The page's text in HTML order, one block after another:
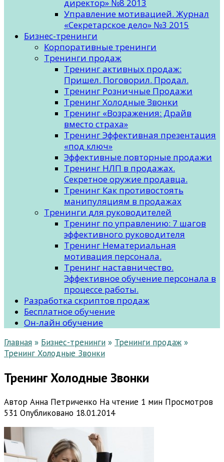
директор» №8 2013
Управление мотивацией. Журнал
«Секретарское дело» №3 2015
Бизнес-тренинги
Корпоративные тренинги
Тренинги продаж
Тренинг активных продаж:
Пришел. Поговорил. Продал.
Тренинг Розничные Продажи
Тренинг Холодные Звонки
Тренинг «Возражения: Драйв
вместо страха»
Тренинг Эффективная презентация
«под ключ»
Эффективные повторные продажи
Тренинг НЛП в продажах.
Секретное оружие продавца.
Тренинг Как противостоять
манипуляциям в продажах
Тренинги для руководителей
Тренинг по управлению: 7 шагов
эффективного руководителя
Тренинг Нематериальная
мотивация персонала.
Тренинг наставничество.
Эффективное обучение персонала в
процессе работы.
Разработка скриптов продаж
Бесплатное обучение
Он-лайн обучение
Главная » Бизнес-тренинги » Тренинги продаж »
Тренинг Холодные Звонки
Тренинг Холодные Звонки
Автор Анна Петриченко На чтение 1 мин Просмотров
531 Опубликовано 18.01.2014